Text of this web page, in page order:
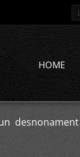
HOME